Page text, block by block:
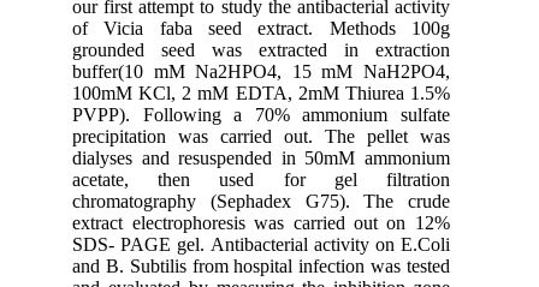
our first attempt to study the antibacterial activity
of Vicia faba seed extract. Methods 100g
grounded seed was extracted in extraction
buffer(10 mM Na2HPO4, 15 mM NaH2PO4,
100mM KCl, 2 mM EDTA, 2mM Thiurea 1.5%
PVPP). Following a 70% ammonium sulfate
precipitation was carried out. The pellet was
dialyses and resuspended in 50mM ammonium
acetate, then used for gel filtration
chromatography (Sephadex G75). The crude
extract electrophoresis was carried out on 12%
SDS- PAGE gel. Antibacterial activity on E.Coli
and B. Subtilis from hospital infection was tested